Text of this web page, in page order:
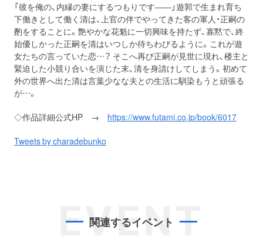
「彼を俺の、内縁の妻にするつもりです――」遊郭で生まれ育ち
下働きとして働く清は、上官の伴でやってきた客の軍人・正嗣の
酌をすることに。艶やかな花魁に一切興味を持たず、寡黙で、終
始優しかった正嗣を清はいつしか待ちわびるように。これが遊
女たちの言っていた恋…？ そこへ再び正嗣が見世に現れ、楼主と
緊迫した小競り合いを演じた末、清を身請けしてしまう。初めて
外の世界へ出た清は言葉少なな夫との生活に馴染もうと頑張る
が…。
◇作品詳細公式HP → https://www.futami.co.jp/book/6017
Tweets by charadebunko
EVENT
関連するイベント